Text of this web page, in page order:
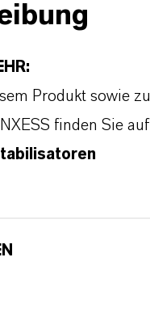
Produkt sowie
finden Sie